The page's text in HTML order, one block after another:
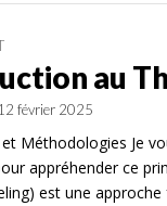
au
février 2025
Méthodologies Je
appréhender ce
est une